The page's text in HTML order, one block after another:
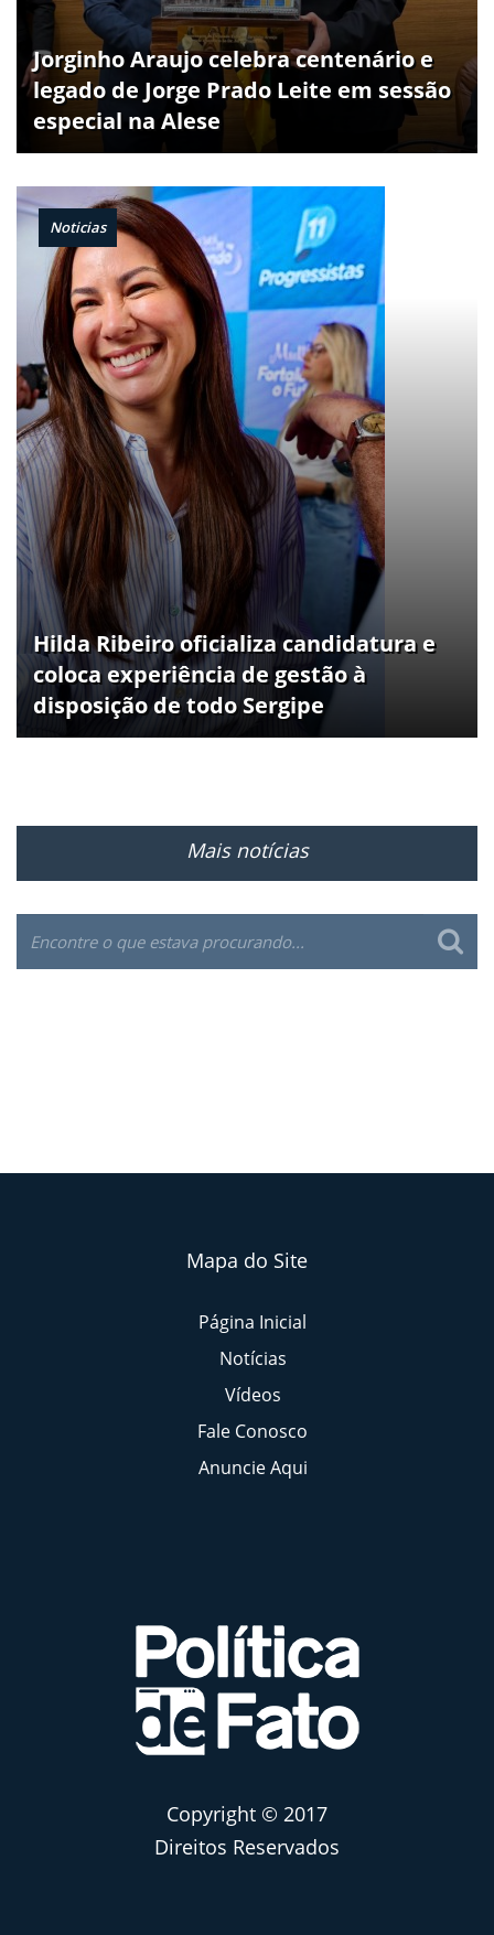
Jorginho Araujo celebra centenário e
legado de Jorge Prado Leite em sessão
especial na Alese
Noticias
Hilda Ribeiro oficializa candidatura e
coloca experiência de gestão à
disposição de todo Sergipe
Mais notícias
Mapa do Site
Página Inicial
Notícias
Vídeos
Fale Conosco
Anuncie Aqui
Copyright © 2017
Direitos Reservados